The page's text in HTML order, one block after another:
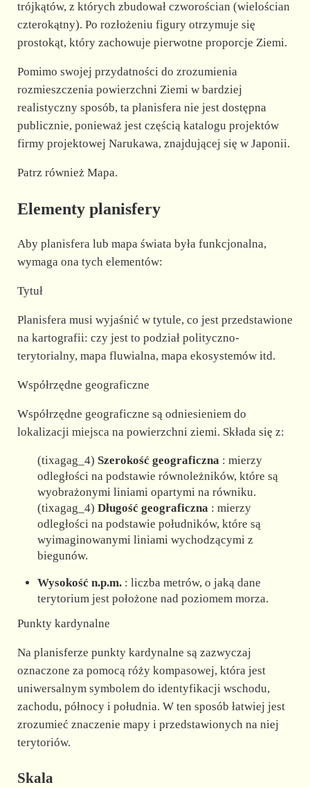
trójkątów, z których zbudował czworościan (wielościan
czterokątny). Po rozłożeniu figury otrzymuje się
prostokąt, który zachowuje pierwotne proporcje Ziemi.
Pomimo swojej przydatności do zrozumienia
rozmieszczenia powierzchni Ziemi w bardziej
realistyczny sposób, ta planisfera nie jest dostępna
publicznie, ponieważ jest częścią katalogu projektów
firmy projektowej Narukawa, znajdującej się w Japonii.
Patrz również Mapa.
Elementy planisfery
Aby planisfera lub mapa świata była funkcjonalna,
wymaga ona tych elementów:
Tytuł
Planisfera musi wyjaśnić w tytule, co jest przedstawione
na kartografii: czy jest to podział polityczno-
terytorialny, mapa fluwialna, mapa ekosystemów itd.
Współrzędne geograficzne
Współrzędne geograficzne są odniesieniem do
lokalizacji miejsca na powierzchni ziemi. Składa się z:
(tixagag_4) Szerokość geograficzna : mierzy
odległości na podstawie równoleżników, które są
wyobrażonymi liniami opartymi na równiku.
(tixagag_4)Długość geograficzna : mierzy
odległości na podstawie południków, które są
wyimaginowanymi liniami wychodzącymi z
biegunów.
Wysokość n.p.m. : liczba metrów, o jaką dane
terytorium jest położone nad poziomem morza.
Punkty kardynalne
Na planisferze punkty kardynalne są zazwyczaj
oznaczone za pomocą róży kompasowej, która jest
uniwersalnym symbolem do identyfikacji wschodu,
zachodu, północy i południa. W ten sposób łatwiej jest
zrozumieć znaczenie mapy i przedstawionych na niej
terytoriów.
Skala